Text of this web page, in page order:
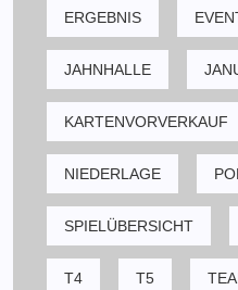
ERGEBNIS
JAHNHALLE
KARTENVORVERKAUF
NIEDERLAGE
SPIELÜBERSICHT
T4 T5